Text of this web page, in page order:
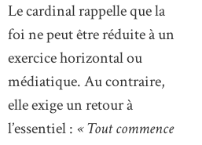
Le cardinal rappelle que la
foi ne peut être réduite à un
exercice horizontal ou
médiatique. Au contraire,
elle exige un retour à
l’essentiel : « Tout commence